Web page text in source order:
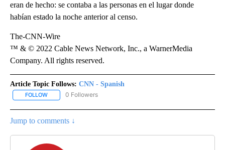
eran de hecho: se contaba a las personas en el lugar donde
habían estado la noche anterior al censo.
The-CNN-Wire
™ & © 2022 Cable News Network, Inc., a WarnerMedia
Company. All rights reserved.
Article Topic Follows: CNN - Spanish
FOLLOW FOLLOW "CNN - SPANISH" TO RECEIVE NOTIFICATIONS ABOUT
0 Followers
Jump to comments ↓